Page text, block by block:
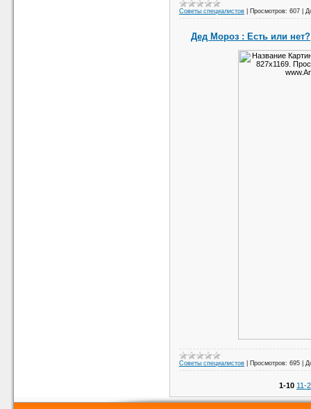
Советы специалистов Просмотров: 607
Дед Мороз : Есть или нет?
Советы специалистов Просмотров: 695
1-10 11-